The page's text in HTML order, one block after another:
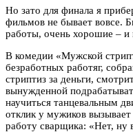
Но зато для финала я
фильмов не бывает вовсе.
работы, очень хорошие –
В комедии «Мужской
безработных работяг,
стриптиз за деньги,
вынужденной
научиться танцевальным
отклик у мужиков
работу сварщика: «Нет, ну